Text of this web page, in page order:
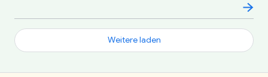
Weitere laden